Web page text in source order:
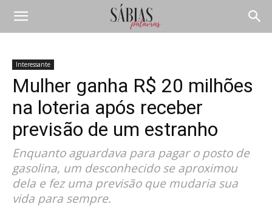
Interessante
Mulher ganha R$ 20 milhões
na loteria após receber
previsão de um estranho
Enquanto aguardava para pagar o posto de
gasolina, um desconhecido se aproximou
dela e fez uma previsão que mudaria sua
vida para sempre.